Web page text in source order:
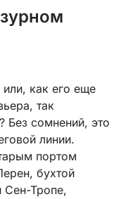
как его еще
так
Без сомнений, это
линии.
портом
бухтой
Сен-Тропе,